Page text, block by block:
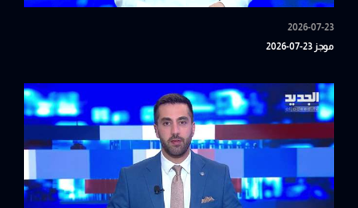
2026-07-23
موجز 23-07-2026